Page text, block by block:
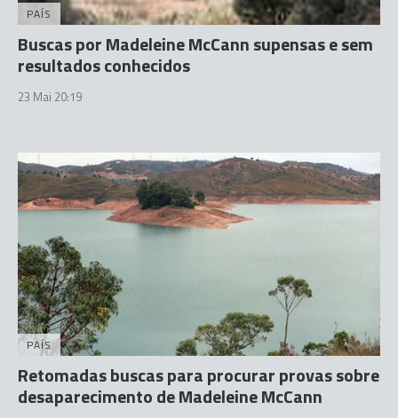
PAÍS
Buscas por Madeleine McCann supensas e sem
resultados conhecidos
23 Mai 20:19
PAÍS
Retomadas buscas para procurar provas sobre
desaparecimento de Madeleine McCann